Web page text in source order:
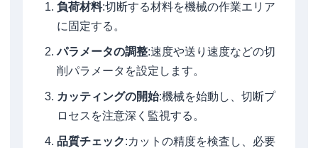
負荷材料:切断する材料を機械の作業エリア
に固定する。
パラメータの調整:速度や送り速度などの切
削パラメータを設定します。
カッティングの開始:機械を始動し、切断プ
ロセスを注意深く監視する。
品質チェック:カットの精度を検査し、必要